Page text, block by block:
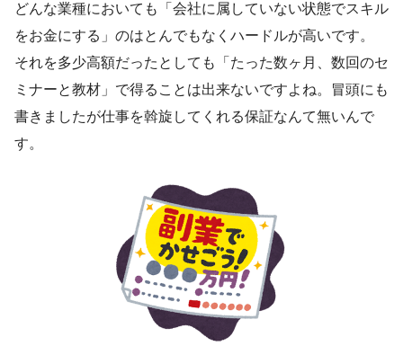
どんな業種においても「会社に属していない状態でスキル
をお金にする」のはとんでもなくハードルが高いです。
それを多少高額だったとしても「たった数ヶ月、数回のセ
ミナーと教材」で得ることは出来ないですよね。冒頭にも
書きましたが仕事を斡旋してくれる保証なんて無いんで
す。